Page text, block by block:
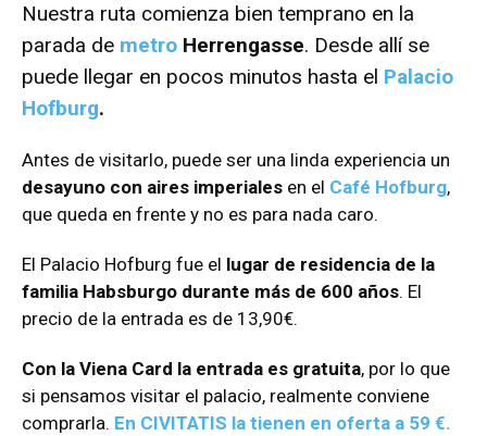
Nuestra ruta comienza bien temprano en la
parada de metro Herrengasse. Desde allí se
puede llegar en pocos minutos hasta el Palacio
Hofburg.
Antes de visitarlo, puede ser una linda experiencia un
desayuno con aires imperiales en el Café Hofburg,
que queda en frente y no es para nada caro.
El Palacio Hofburg fue el lugar de residencia de la
familia Habsburgo durante más de 600 años. El
precio de la entrada es de 13,90€.
Con la Viena Card la entrada es gratuita, por lo que
si pensamos visitar el palacio, realmente conviene
comprarla. En CIVITATIS la tienen en oferta a 59 €.